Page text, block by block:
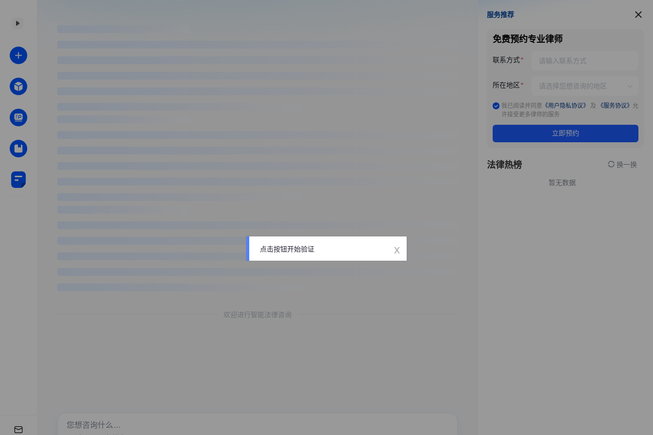
欢迎进行智能法律咨询
服务推荐
服务推荐
免费预约专业律师
联系方式
所在地区
我已阅读并同意 《用户隐私协议》 及 《服务协议》 允
许接受更多律师的服务
立即预约
法律热榜 换一换
暂无数据
点击按钮开始验证 x